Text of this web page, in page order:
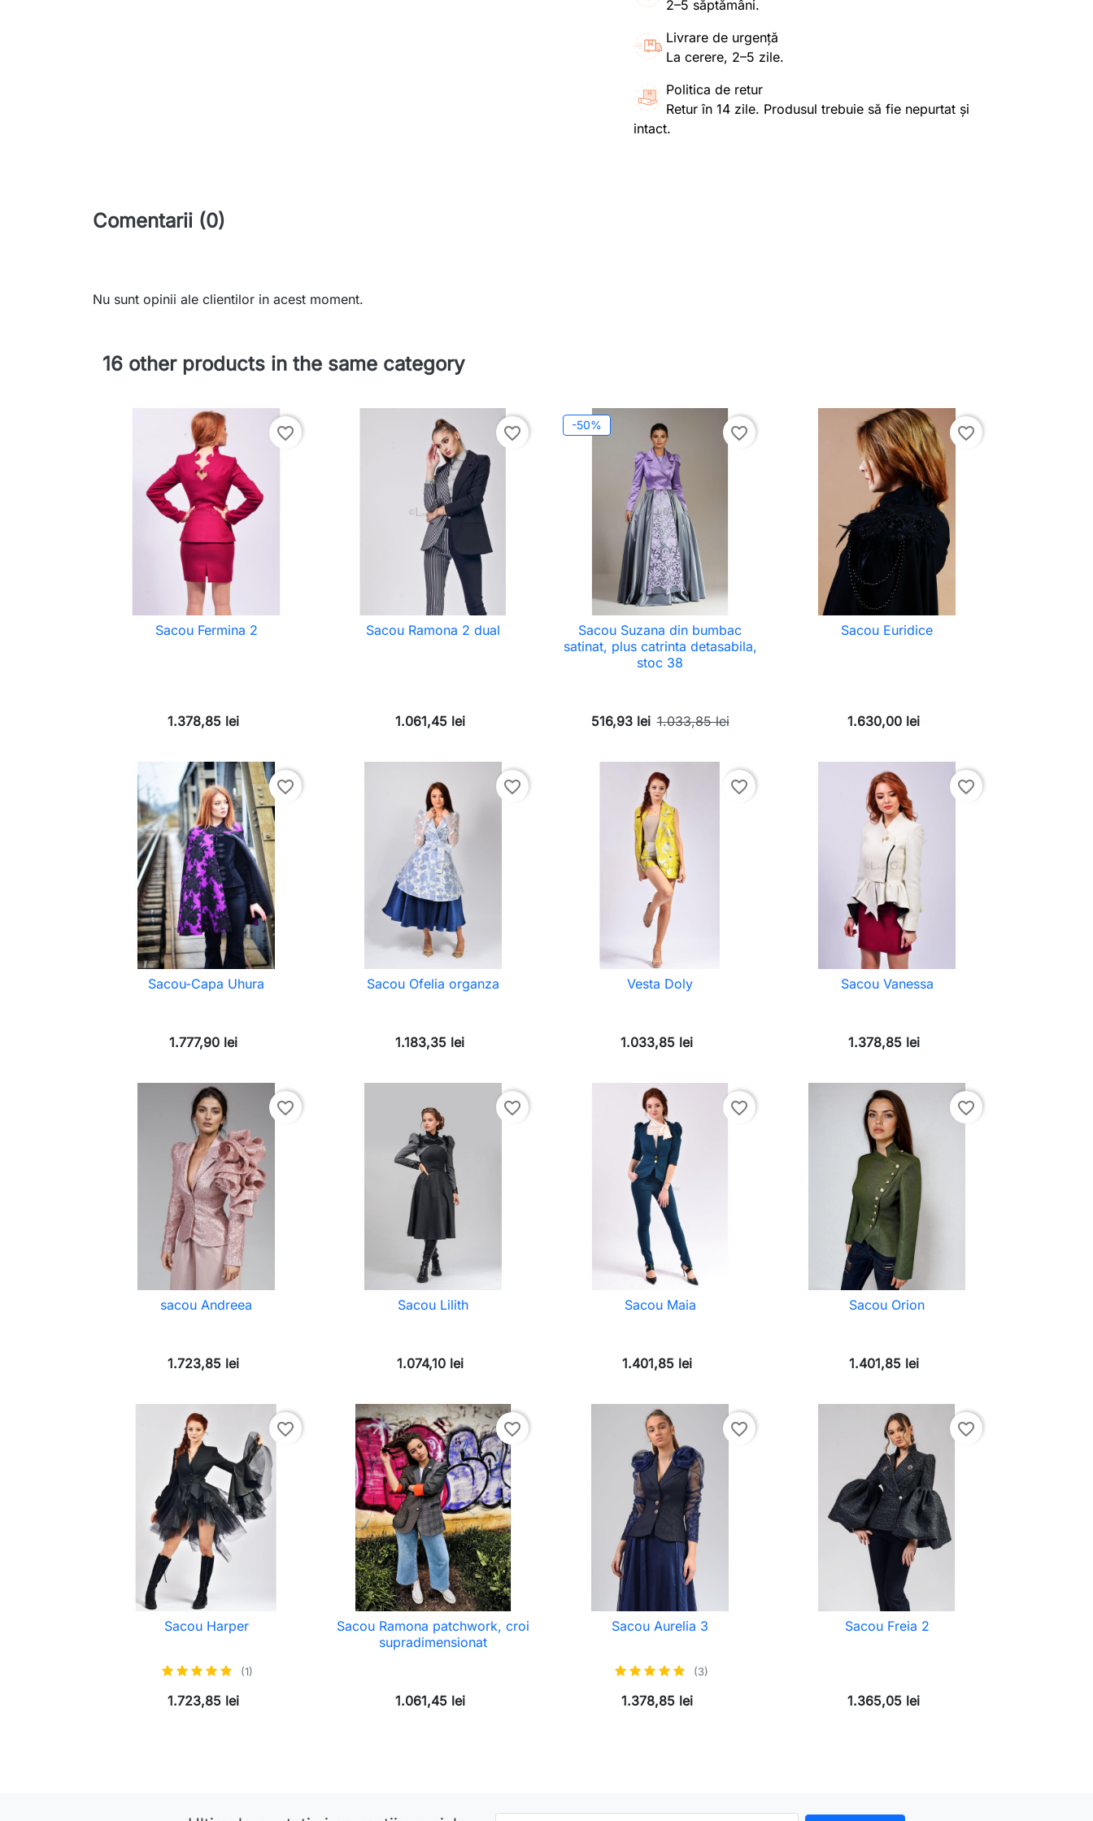
2–5 săptămâni.
Livrare de urgență
La cerere, 2–5 zile.
Politica de retur
Retur în 14 zile. Produsul trebuie să fie nepurtat și
intact.
Comentarii (0)
Nu sunt opinii ale clientilor in acest moment.
16 other products in the same category
favorite_border
Sacou Fermina 2
1.378,85 lei
favorite_border
Sacou Ramona 2 dual
1.061,45 lei
-50% favorite_border
Sacou Suzana din bumbac
satinat, plus catrinta detasabila,
stoc 38
516,93 lei 1.033,85 lei
favorite_border
Sacou Euridice
1.630,00 lei
favorite_border
Sacou-Capa Uhura
1.777,90 lei
favorite_border
Sacou Ofelia organza
1.183,35 lei
favorite_border
Vesta Doly
1.033,85 lei
favorite_border
Sacou Vanessa
1.378,85 lei
favorite_border
sacou Andreea
1.723,85 lei
favorite_border
Sacou Lilith
1.074,10 lei
favorite_border
Sacou Maia
1.401,85 lei
favorite_border
Sacou Orion
1.401,85 lei
favorite_border
Sacou Harper
(1)
1.723,85 lei
favorite_border
Sacou Ramona patchwork, croi
supradimensionat
1.061,45 lei
favorite_border
Sacou Aurelia 3
(3)
1.378,85 lei
favorite_border
Sacou Freia 2
1.365,05 lei